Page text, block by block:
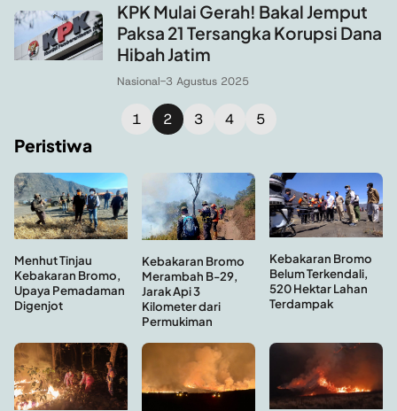
KPK Mulai Gerah! Bakal Jemput
Paksa 21 Tersangka Korupsi Dana
Hibah Jatim
Nasional-3 Agustus 2025
1 2 3 4 5
Peristiwa
Menhut Tinjau
Kebakaran Bromo,
Upaya Pemadaman
Digenjot
Kebakaran Bromo
Merambah B-29,
Jarak Api 3
Kilometer dari
Permukiman
Kebakaran Bromo
Belum Terkendali,
520 Hektar Lahan
Terdampak